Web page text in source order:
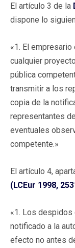
El artículo 3 de la
dispone lo
«1. El
cualquier
pública
transmitir a los
copia de la
representantes
eventuales
competente.»
El artículo 4,
(LCEur 1998,
«1. Los
notificado a la
efecto no antes